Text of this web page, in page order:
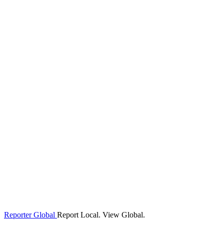
Reporter Global Report Local. View Global.